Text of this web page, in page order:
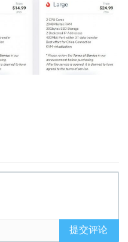
提交评论